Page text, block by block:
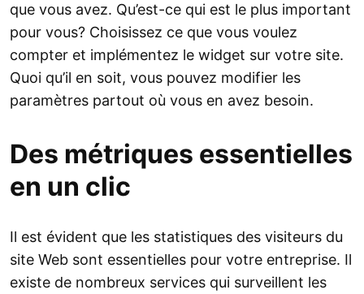
que vous avez. Qu’est-ce qui est le plus important
pour vous? Choisissez ce que vous voulez
compter et implémentez le widget sur votre site.
Quoi qu’il en soit, vous pouvez modifier les
paramètres partout où vous en avez besoin.
Des métriques essentielles
en un clic
Il est évident que les statistiques des visiteurs du
site Web sont essentielles pour votre entreprise. Il
existe de nombreux services qui surveillent les